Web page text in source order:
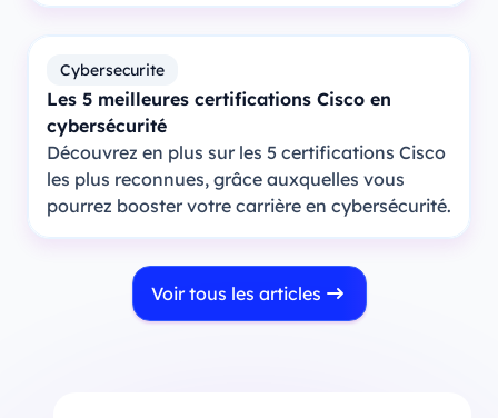
Cybersecurite
Les 5 meilleures certifications Cisco en
cybersécurité
Découvrez en plus sur les 5 certifications Cisco
les plus reconnues, grâce auxquelles vous
pourrez booster votre carrière en cybersécurité.
Voir tous les articles